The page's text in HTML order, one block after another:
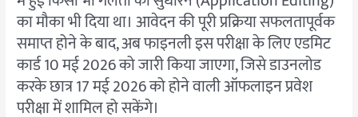
का मौका भी दिया था। आवेदन की पूरी प्रक्रिया सफलतापूर्वक
समाप्त होने के बाद, अब फाइनली इस परीक्षा के लिए एडमिट
कार्ड 10 मई 2026 को जारी किया जाएगा, जिसे डाउनलोड
करके छात्र 17 मई 2026 को होने वाली ऑफलाइन प्रवेश
परीक्षा में शामिल हो सकेंगे।